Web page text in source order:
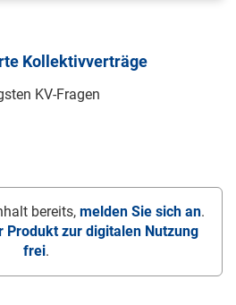
Kollektivverträge
KV-Fragen
bereits, melden Sie sich an.
Produkt zur digitalen Nutzung
frei.